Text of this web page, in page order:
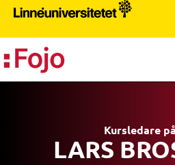
Kursledare
LARS